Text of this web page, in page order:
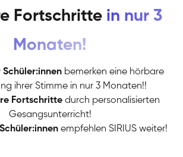
Fortschritte in nur 3
Monaten!
Schüler:innen bemerken eine hörbare
ihrer Stimme in nur 3 Monaten!!
Fortschritte durch personalisierten
Gesangsunterricht!
empfehlen SIRIUS weiter!